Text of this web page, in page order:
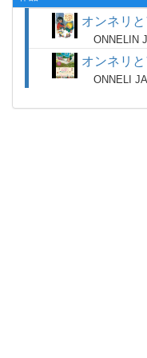
オンネリ
ONNELIN
オンネリ
ONNELI